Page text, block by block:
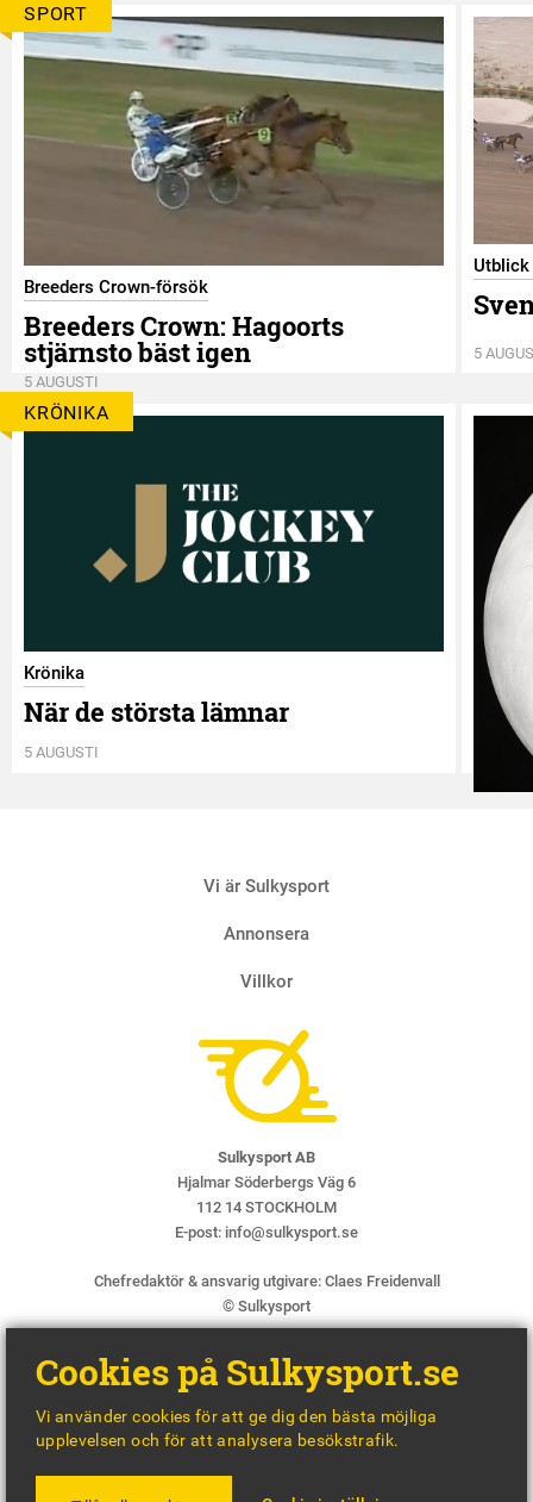
SPORT
Breeders Crown-försök
Breeders Crown: Hagoorts
stjärnsto bäst igen
5 AUGUSTI
Utblick
5
KRÖNIKA
Krönika
När de största lämnar
5 AUGUSTI
Vi är Sulkysport
Annonsera
Villkor
Sulkysport AB
Hjalmar Söderbergs Väg 6
112 14 STOCKHOLM
E-post: info@sulkysport.se
Chefredaktör & ansvarig utgivare: Claes Freidenvall
© Sulkysport
BY
Cookies på Sulkysport.se
Vi använder cookies för att ge dig den bästa möjliga
upplevelsen och för att analysera besökstrafik.